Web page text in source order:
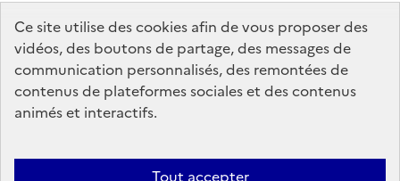
Ce site utilise des cookies afin de vous proposer des
vidéos, des boutons de partage, des messages de
communication personnalisés, des remontées de
contenus de plateformes sociales et des contenus
animés et interactifs.
Tout accepter
legifrance.gouv.fr
info.gouv.fr
service-public.gouv.fr
data.gouv.fr
Crédits Accessibilité : partiellement conforme
Mentions légales